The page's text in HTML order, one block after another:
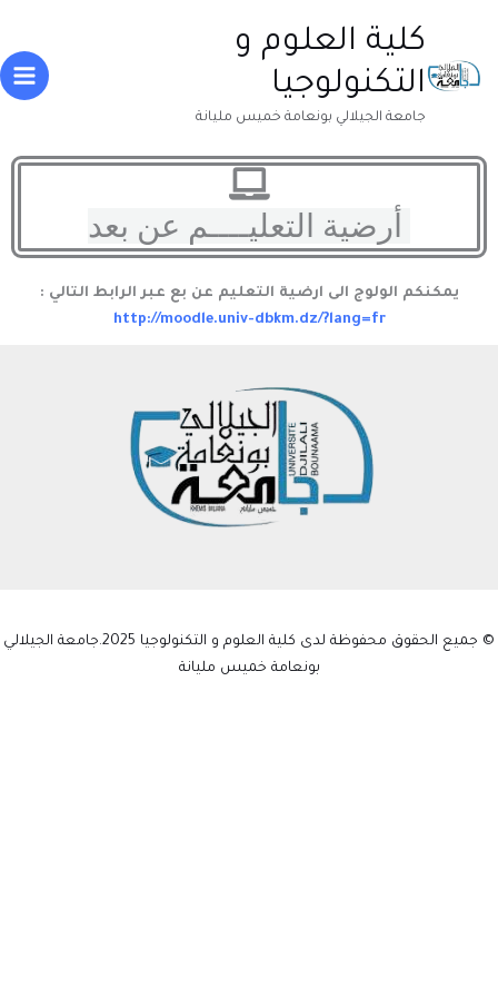
المحتوى
كلية العلوم و
التكنولوجيا
جامعة الجيلالي بونعامة خميس مليانة
أرضية التعليــــم عن بعد
يمكنكم الولوج الى ارضية التعليم عن بع عبر الرابط التالي :
http://moodle.univ-dbkm.dz/?lang=fr
© جميع الحقوق محفوظة لدى كلية العلوم و التكنولوجيا 2025.جامعة الجيلالي
بونعامة خميس مليانة